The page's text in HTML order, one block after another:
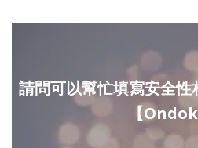
請問可以幫忙填寫安全性
【